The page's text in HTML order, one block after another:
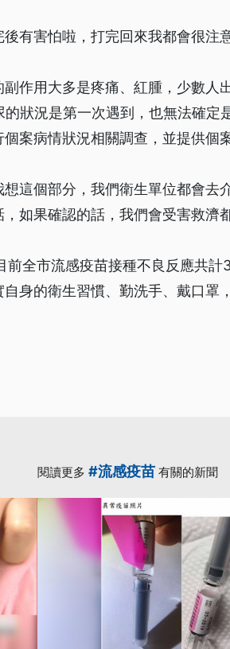
有害怕啦，打完回來我都會很注
作用大多是疼痛、紅腫，少數人
狀況是第一次遇到，也無法確定
案病情狀況相關調查，並提供個
這個部分，我們衛生單位都會去
如果確認的話，我們會受害救濟
全市流感疫苗接種不良反應共計
身的衛生習慣、勤洗手、戴口罩
閱讀更多 #流感疫苗 有關的新聞